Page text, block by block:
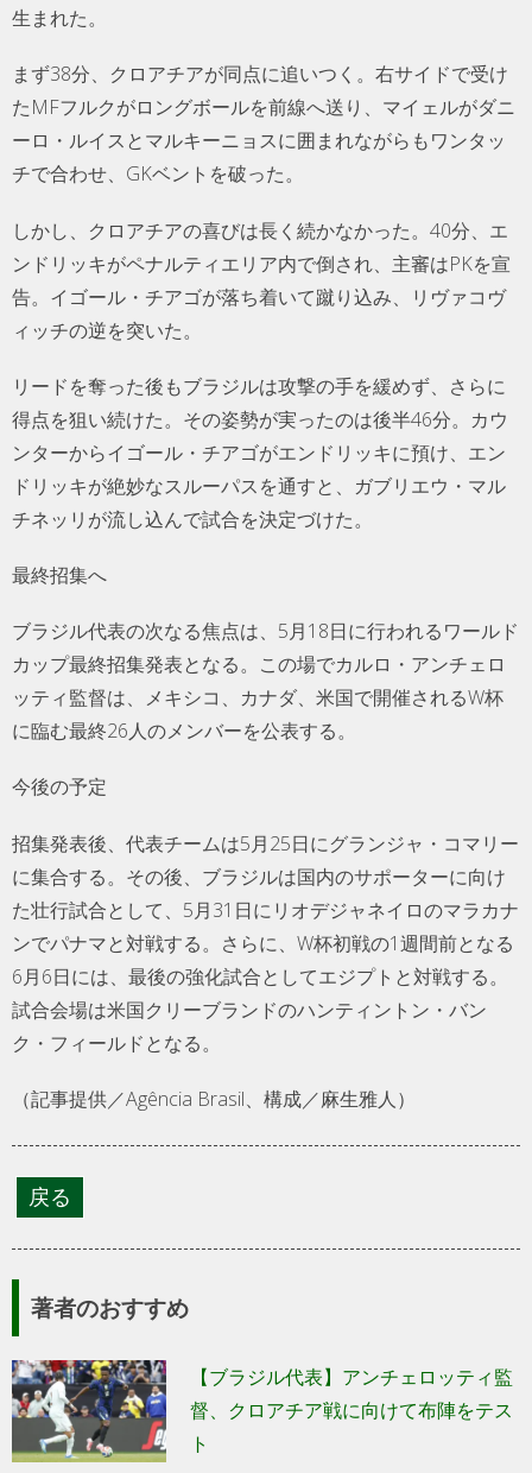
生まれた。
まず38分、クロアチアが同点に追いつく。右サイドで受け
たMFフルクがロングボールを前線へ送り、マイェルがダニ
ーロ・ルイスとマルキーニョスに囲まれながらもワンタッ
チで合わせ、GKベントを破った。
しかし、クロアチアの喜びは長く続かなかった。40分、エ
ンドリッキがペナルティエリア内で倒され、主審はPKを宣
告。イゴール・チアゴが落ち着いて蹴り込み、リヴァコヴ
ィッチの逆を突いた。
リードを奪った後もブラジルは攻撃の手を緩めず、さらに
得点を狙い続けた。その姿勢が実ったのは後半46分。カウ
ンターからイゴール・チアゴがエンドリッキに預け、エン
ドリッキが絶妙なスルーパスを通すと、ガブリエウ・マル
チネッリが流し込んで試合を決定づけた。
最終招集へ
ブラジル代表の次なる焦点は、5月18日に行われるワールド
カップ最終招集発表となる。この場でカルロ・アンチェロ
ッティ監督は、メキシコ、カナダ、米国で開催されるW杯
に臨む最終26人のメンバーを公表する。
今後の予定
招集発表後、代表チームは5月25日にグランジャ・コマリー
に集合する。その後、ブラジルは国内のサポーターに向け
た壮行試合として、5月31日にリオデジャネイロのマラカナ
ンでパナマと対戦する。さらに、W杯初戦の1週間前となる
6月6日には、最後の強化試合としてエジプトと対戦する。
試合会場は米国クリーブランドのハンティントン・バン
ク・フィールドとなる。
（記事提供／Agência Brasil、構成／麻生雅人）
著者のおすすめ
【ブラジル代表】アンチェロッティ監
督、クロアチア戦に向けて布陣をテス
ト